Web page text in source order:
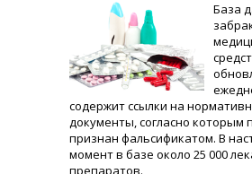
База
содержит ссылки на
документы, согласно которым
признан фальсификатом. В
момент в базе около 25 000
препаратов.